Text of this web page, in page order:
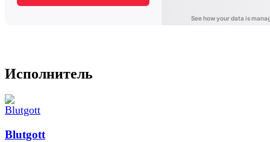
Исполнитель
Blutgott